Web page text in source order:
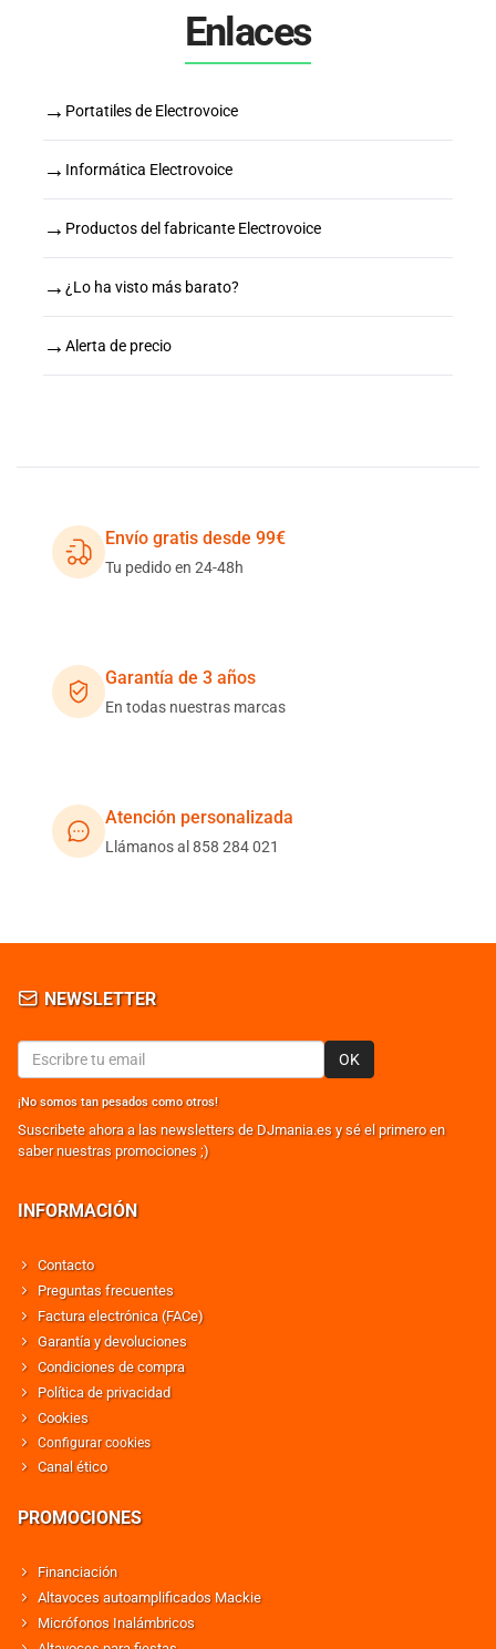
Enlaces
→ Portatiles de Electrovoice
→ Informática Electrovoice
→ Productos del fabricante Electrovoice
→ ¿Lo ha visto más barato?
→ Alerta de precio
Envío gratis desde 99€
Tu pedido en 24-48h
Garantía de 3 años
En todas nuestras marcas
Atención personalizada
Llámanos al 858 284 021
NEWSLETTER
OK
¡No somos tan pesados como otros!
Suscribete ahora a las newsletters de DJmania.es y sé el primero en
saber nuestras promociones ;)
INFORMACIÓN
Contacto
Preguntas frecuentes
Factura electrónica (FACe)
Garantía y devoluciones
Condiciones de compra
Política de privacidad
Cookies
Configurar cookies
Canal ético
PROMOCIONES
Financiación
Altavoces autoamplificados Mackie
Micrófonos Inalámbricos